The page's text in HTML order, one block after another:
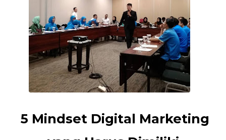
5 Mindset Digital Marketing